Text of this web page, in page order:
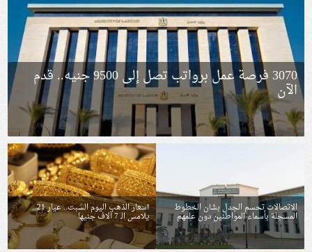
3070 فرصة عمل برواتب تصل إلى 9500 جنيه.. قدم
الآن
الاتصالات تحسم الجدل بشأن الخطوط
المسجلة بأسماء المواطنين دون علمهم
أسعار الذهب اليوم السبت.. عيار 21
يلامس الـ 7 آلاف جنيها